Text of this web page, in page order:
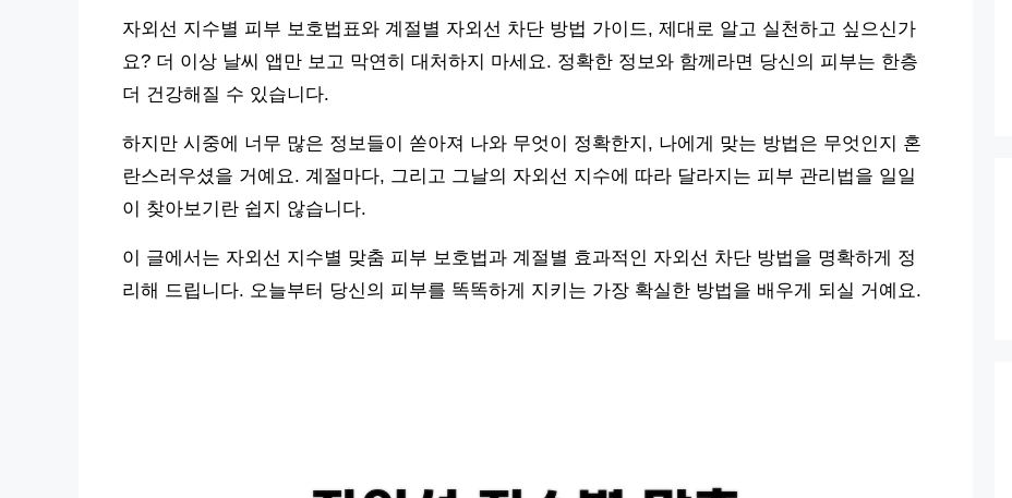
자외선 지수별 피부 보호법표와 계절별 자외선 차단 방법 가이드, 제대로 알고 실천하고 싶으신가
요? 더 이상 날씨 앱만 보고 막연히 대처하지 마세요. 정확한 정보와 함께라면 당신의 피부는 한층
더 건강해질 수 있습니다.
하지만 시중에 너무 많은 정보들이 쏟아져 나와 무엇이 정확한지, 나에게 맞는 방법은 무엇인지 혼
란스러우셨을 거예요. 계절마다, 그리고 그날의 자외선 지수에 따라 달라지는 피부 관리법을 일일
이 찾아보기란 쉽지 않습니다.
이 글에서는 자외선 지수별 맞춤 피부 보호법과 계절별 효과적인 자외선 차단 방법을 명확하게 정
리해 드립니다. 오늘부터 당신의 피부를 똑똑하게 지키는 가장 확실한 방법을 배우게 되실 거예요.